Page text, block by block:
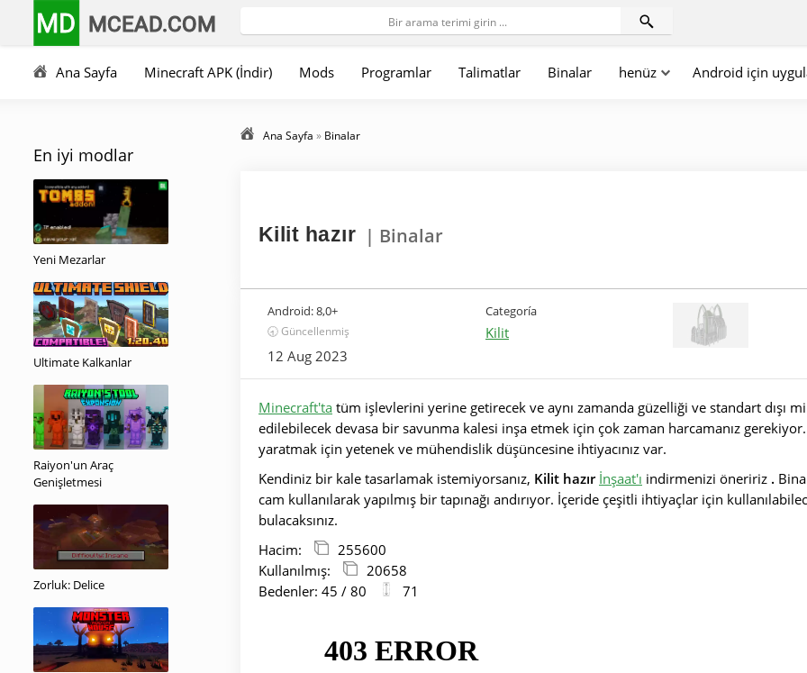
MD MCEAD.COM
Ana Sayfa Minecraft APK (İndir) Mods Programlar Talimatlar Binalar henüz Android için
En iyi modlar
Yeni Mezarlar
Ultimate Kalkanlar
Raiyon'un Araç
Genişletmesi
Zorluk: Delice
Ana Sayfa » Binalar
Kilit hazır | Binalar
Android:8,0+
🕣 Güncellenmiş
12 Aug 2023
Categoría
Kilit
Minecraft'ta tüm işlevlerini yerine getirecek ve aynı zamanda güzelliği ve standart dışı
edilebilecek devasa bir savunma kalesi inşa etmek için çok zaman harcamanız
yaratmak için yetenek ve mühendislik düşüncesine ihtiyacınız var.
Kendiniz bir kale tasarlamak istemiyorsanız, Kilit hazır İnşaat'ı indirmenizi öneririz .
cam kullanılarak yapılmış bir tapınağı andırıyor. İçeride çeşitli ihtiyaçlar için
bulacaksınız.
Hacim:
255600
Kullanılmış:
20658
Bedenler: 45 / 80
71